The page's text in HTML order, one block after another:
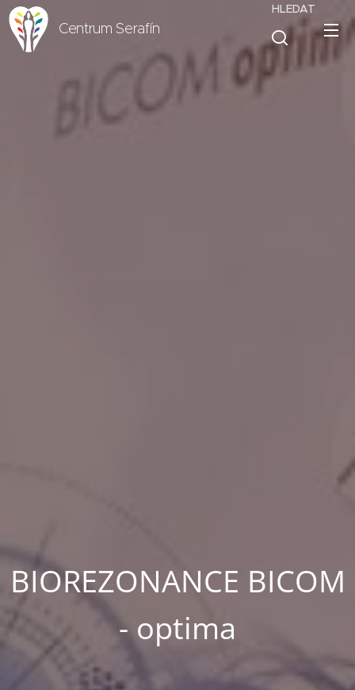
Centrum Serafín
HLEDAT
BIOREZONANCE BICOM
- optima